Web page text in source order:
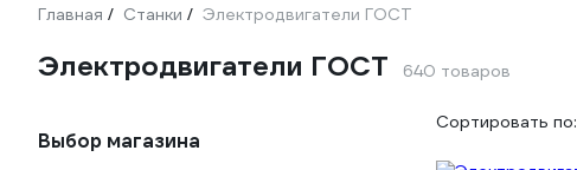
Главная / Станки / Электродвигатели ГОСТ
Электродвигатели ГОСТ 640 товаров
Выбор магазина
Сортировать по: